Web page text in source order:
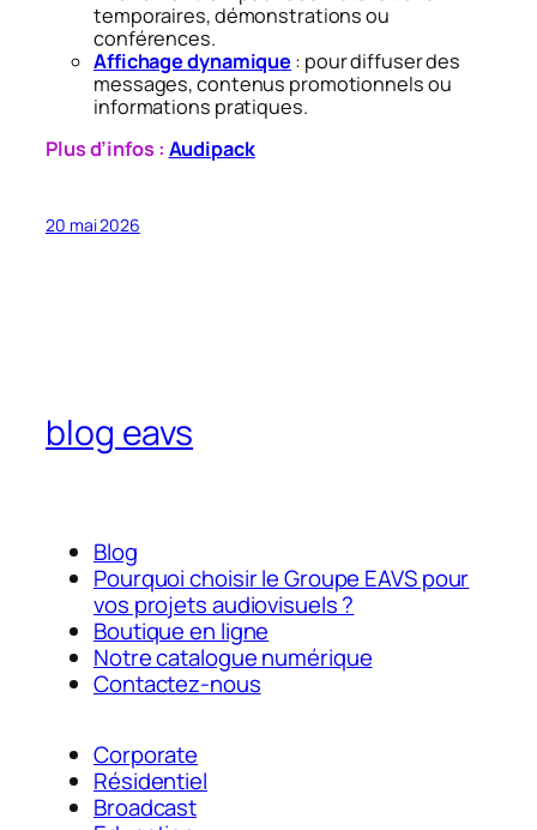
temporaires, démonstrations ou
conférences.
Affichage dynamique : pour diffuser des
messages, contenus promotionnels ou
informations pratiques.
Plus d’infos : Audipack
20 mai 2026
blog eavs
Blog
Pourquoi choisir le Groupe EAVS pour
vos projets audiovisuels ?
Boutique en ligne
Notre catalogue numérique
Contactez-nous
Corporate
Résidentiel
Broadcast